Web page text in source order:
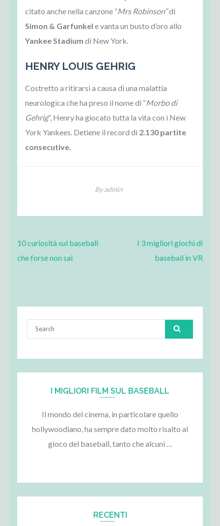
citato anche nella canzone “Mrs Robinson”di
Simon & Garfunkel e vanta un busto d’oro allo
Yankee Stadium di New York.
HENRY LOUIS GEHRIG
Costretto a ritirarsi a causa di una malattia
neurologica che ha preso il nome di “Morbo di
Gehrig“, Henry ha giocato tutta la vita con i New
York Yankees. Detiene il record di 2.130 partite
consecutive.
By admin
Post
navigation
10 curiosità sul baseball
che forse non sai
I 3 migliori giochi di
baseball in VR
Search
for:
I MIGLIORI FILM SUL BASEBALL
Il mondo del cinema, in particolare quello
hollywoodiano, ha sempre dato molto risalto al
gioco del baseball, tanto che alcuni …
RECENTI